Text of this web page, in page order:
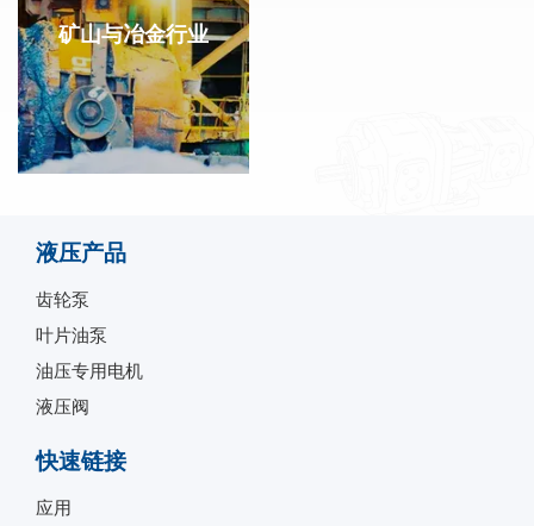
矿山与冶金行业
液压产品
齿轮泵
叶片油泵
油压专用电机
液压阀
快速链接
应用